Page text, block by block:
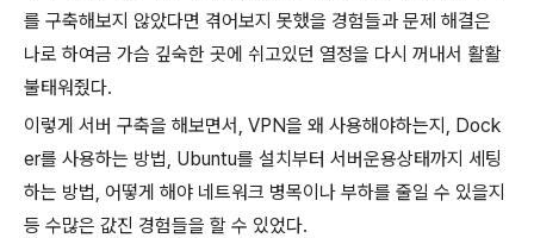
를 구축해보지 않았다면 겪어보지 못했을 경험들과 문제 해결은
나로 하여금 가슴 깊숙한 곳에 쉬고있던 열정을 다시 꺼내서 활활
불태워줬다.
이렇게 서버 구축을 해보면서, VPN을 왜 사용해야하는지, Dock
er를 사용하는 방법, Ubuntu를 설치부터 서버운용상태까지 세팅
하는 방법, 어떻게 해야 네트워크 병목이나 부하를 줄일 수 있을지
등 수많은 값진 경험들을 할 수 있었다.